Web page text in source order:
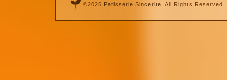
©2026 Patisserie Sincerite . All Rights Reserved.